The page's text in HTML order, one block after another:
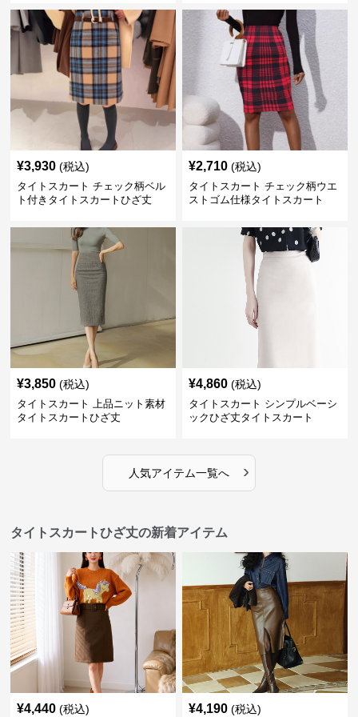
¥3,930 (税込)
タイトスカート チェック柄ベル
ト付きタイトスカートひざ丈
¥2,710 (税込)
タイトスカート チェック柄ウエ
ストゴム仕様タイトスカート
¥3,850 (税込)
タイトスカート 上品ニット素材
タイトスカートひざ丈
¥4,860 (税込)
タイトスカート シンプルベーシ
ックひざ丈タイトスカート
人気アイテム一覧へ ›
タイトスカートひざ丈の新着アイテム
¥4,440 (税込) ¥4,190 (税込)